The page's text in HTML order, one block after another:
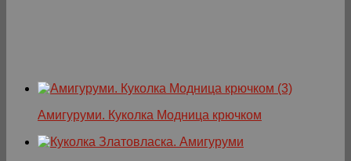
Амигуруми. Куколка Модница крючком